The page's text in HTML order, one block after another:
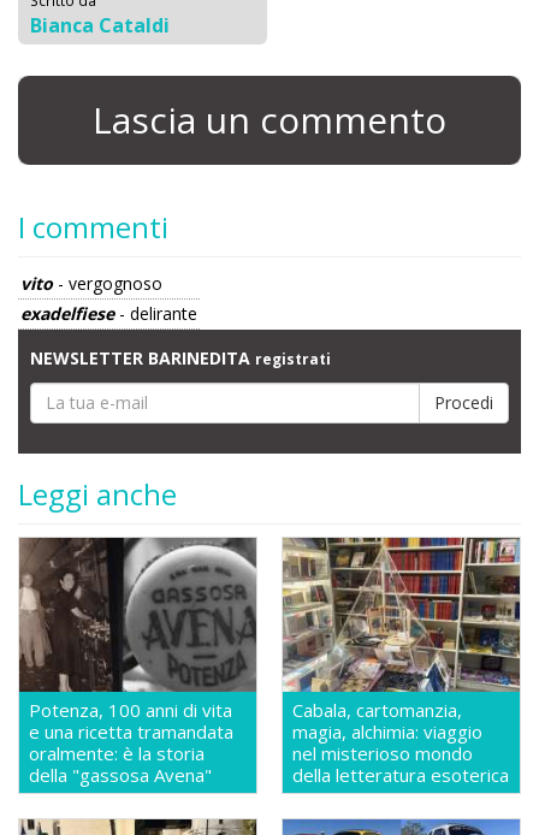
Bianca Cataldi
Lascia un commento
I commenti
vito- vergognoso
exadelfiese- delirante
NEWSLETTER BARINEDITA registrati
Leggi anche
Potenza, 100 anni di vita
e una ricetta tramandata
oralmente: è la storia
della "gassosa Avena"
Cabala, cartomanzia,
magia, alchimia: viaggio
nel misterioso mondo
della letteratura esoterica